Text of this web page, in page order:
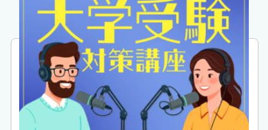
ふみか: はい。
ふみか: さらに第二位が学習計画の立案、作成、そして実行。こ
れが31.1%なんですよ。
がくしん: ちょっと待ってください。それってすごく直感に反す
るというか意外なんですけど、だって予備校に通っているのに学